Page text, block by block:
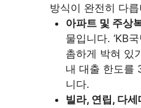
방식이 완전히 다
아파트 및 주상
물입니다. ‘KB
촘하게 박혀 있
내 대출 한도를
니다.
빌라, 연립, 다세